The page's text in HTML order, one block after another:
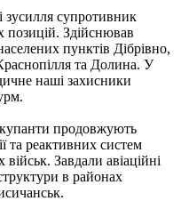
зусилля супротивник
позицій. Здійснював
пунктів Дібрівно,
та Долина. У
наші захисники
продовжують
та реактивних систем
Завдали авіаційні
в районах